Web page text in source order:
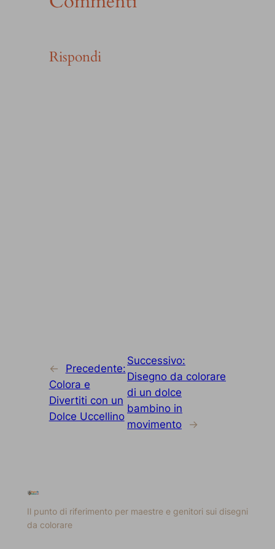
Rispondi
←
Precedente:
Colora e
Divertiti con un
Dolce Uccellino
Successivo:
Disegno da colorare
di un dolce
bambino in
movimento
→
Il punto di riferimento per maestre e genitori sui disegni
da colorare